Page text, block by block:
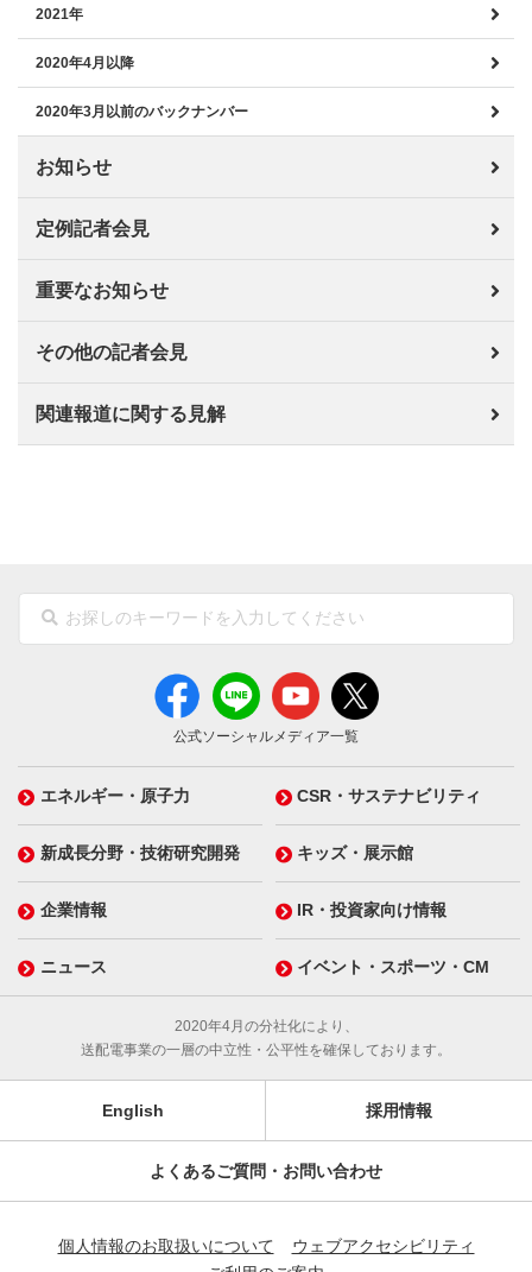
2021年
2020年4月以降
2020年3月以前のバックナンバー
お知らせ
定例記者会見
重要なお知らせ
その他の記者会見
関連報道に関する見解
公式ソーシャルメディア一覧
エネルギー・原子力 CSR・サステナビリティ
新成長分野・技術研究開発 キッズ・展示館
企業情報 IR・投資家向け情報
ニュース イベント・スポーツ・CM
2020年4月の分社化により、
送配電事業の一層の中立性・公平性を確保しております。
English 採用情報
よくあるご質問・お問い合わせ
個人情報のお取扱いについて
ウェブアクセシビリティ